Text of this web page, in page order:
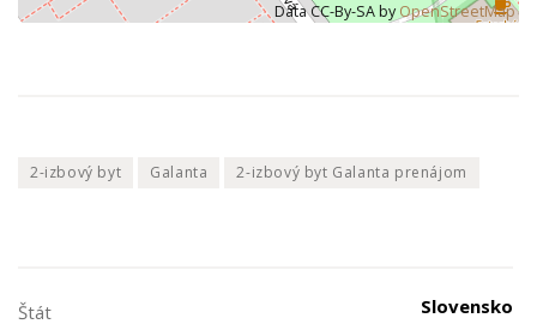
Data CC-By-SA by OpenStreetMap
2-izbový byt Galanta 2-izbový byt Galanta prenájom
Štát
Slovensko